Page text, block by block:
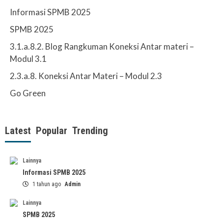
Informasi SPMB 2025
SPMB 2025
3.1.a.8.2. Blog Rangkuman Koneksi Antar materi –
Modul 3.1
2.3.a.8. Koneksi Antar Materi – Modul 2.3
Go Green
Latest Popular Trending
Lainnya
Informasi SPMB 2025
1 tahun ago Admin
Lainnya
SPMB 2025